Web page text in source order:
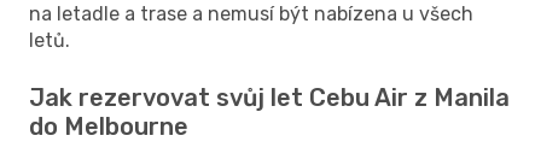
na letadle a trase a nemusí být nabízena u všech
letů.
Jak rezervovat svůj let Cebu Air z Manila
do Melbourne